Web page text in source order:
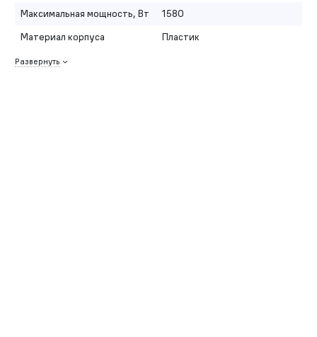
Максимальная мощность, Вт
1580
Материал корпуса
Пластик
Развернуть